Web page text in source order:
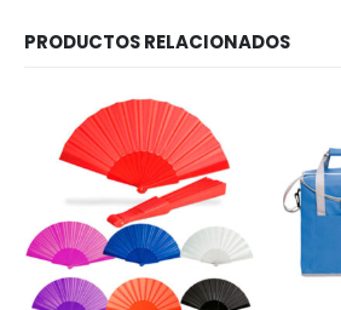
PRODUCTOS RELACIONADOS